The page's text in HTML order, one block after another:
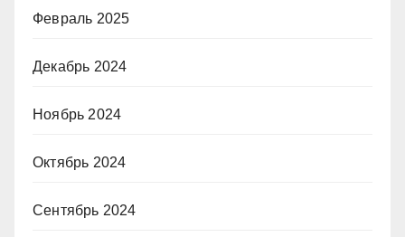
Февраль 2025
Декабрь 2024
Ноябрь 2024
Октябрь 2024
Сентябрь 2024